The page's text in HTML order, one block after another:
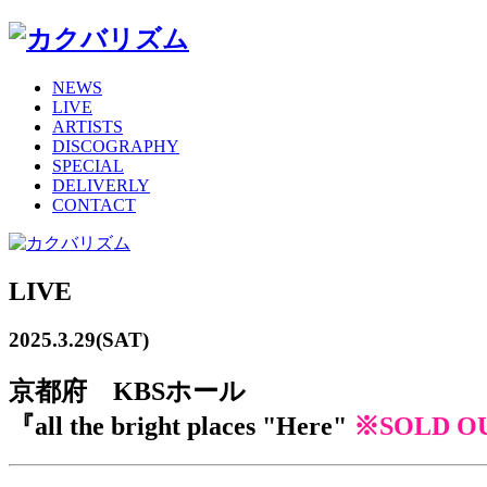
NEWS
LIVE
ARTISTS
DISCOGRAPHY
SPECIAL
DELIVERLY
CONTACT
LIVE
2025.3.29(SAT)
京都府 KBSホール
『all the bright places "Here" ※SOLD